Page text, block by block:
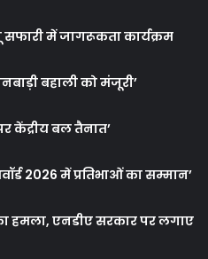
सफारी में जागरूकता कार्यक्रम
बहाली को मंजूरी’
केंद्रीय बल तैनात’
2026 में प्रतिभाओं का सम्मान’
हमला, एनडीए सरकार पर लगाए